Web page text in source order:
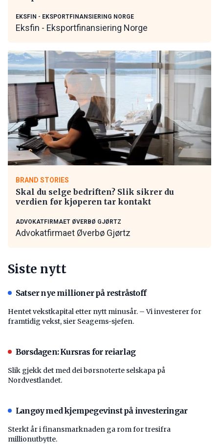
EKSFIN - EKSPORTFINANSIERING NORGE
Eksfin - Eksportfinansiering Norge
BRAND STORIES
Skal du selge bedriften? Slik sikrer du
verdien før kjøperen tar kontakt
ADVOKATFIRMAET ØVERBØ GJØRTZ
Advokatfirmaet Øverbø Gjørtz
Siste nytt
Satser nye millioner på restråstoff
Hentet vekstkapital etter nytt minusår. – Vi investerer for
framtidig vekst, sier Seagems-sjefen.
Børsdagen: Kursras for reiarlag
Slik gjekk det med dei børsnoterte selskapa på
Nordvestlandet.
Langøy med kjempegevinst på investeringar
Sterkt år i finansmarknaden ga rom for tresifra
millionutbytte.